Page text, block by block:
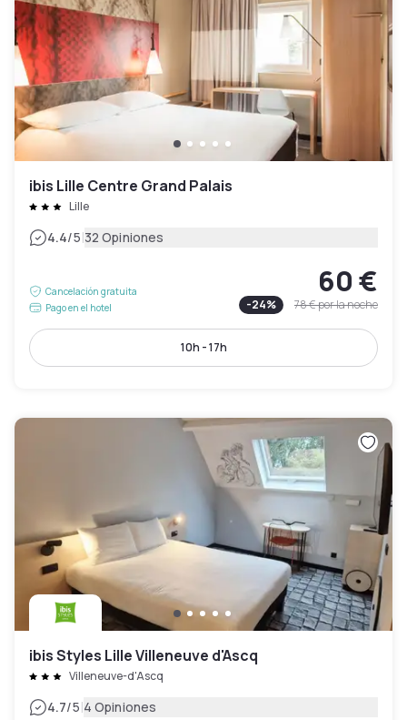
ibis Lille Centre Grand Palais
Lille
4.4/5|32 Opiniones
Cancelación gratuita
Pago en el hotel
60 €
-24% 78 €por la noche
10h - 17h
ibis Styles Lille Villeneuve d'Ascq
Villeneuve-d'Ascq
4.7/5|4 Opiniones